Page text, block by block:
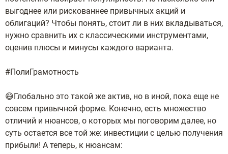
выгоднее или рискованнее привычных акций и
облигаций? Чтобы понять, стоит ли в них вкладываться,
нужно сравнить их с классическими инструментами,
оценив плюсы и минусы каждого варианта.
#ПолиГрамотность
😅Глобально это такой же актив, но в иной, пока еще не
совсем привычной форме. Конечно, есть множество
отличий и нюансов, о которых мы поговорим далее, но
суть остается все той же: инвестиции с целью получения
прибыли! А теперь, к нюансам: